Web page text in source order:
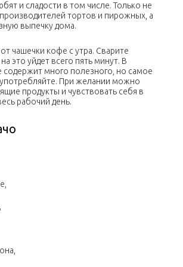
и сладости в том числе. Только не
тортов и пирожных, а
выпечку дома.
чашечки кофе с утра. Сварите
это уйдет всего пять минут. В
содержит много полезного, но самое
При желании можно
продукты и чувствовать себя в
рабочий день.